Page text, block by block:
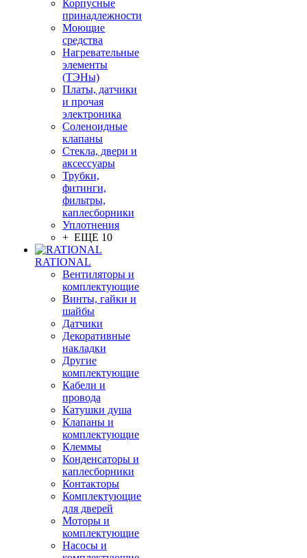
Корпусные
принадлежности
Моющие
средства
Нагревательные
элементы
(ТЭНы)
Платы, датчики
и прочая
электроника
Соленоидные
клапаны
Стекла, двери и
аксессуары
Трубки,
фитинги,
фильтры,
каплесборники
Уплотнения
+ ЕЩЕ 10
RATIONAL
Вентиляторы и
комплектующие
Винты, гайки и
шайбы
Датчики
Декоративные
накладки
Другие
комплектующие
Кабели и
провода
Катушки душа
Клапаны и
комплектующие
Клеммы
Конденсаторы и
каплесборники
Контакторы
Комплектующие
для дверей
Моторы и
комплектующие
Насосы и